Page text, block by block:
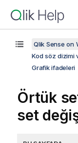
Qlik Sense on
Kod söz dizimi
Grafik ifadeleri
Örtük
set